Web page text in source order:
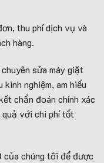
thu phí dịch vụ và
hàng.
sửa máy giặt
nghiệm, am hiểu
chẩn đoán chính xác
quả với chi phí tốt
của chúng tôi để được